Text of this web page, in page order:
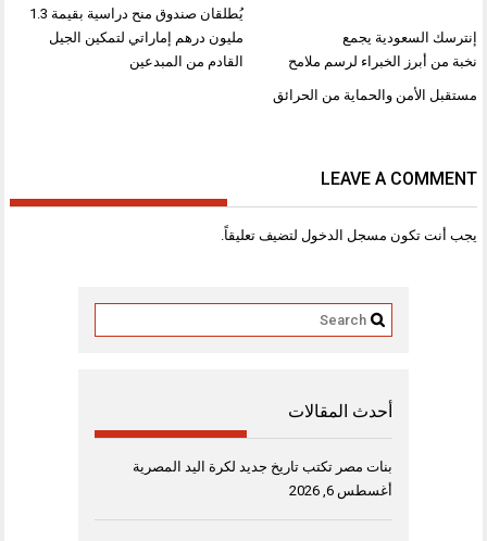
يُطلقان صندوق منح دراسية بقيمة 1.3
مليون درهم إماراتي لتمكين الجيل
القادم من المبدعين
إنترسك السعودية يجمع
نخبة من أبرز الخبراء لرسم ملامح
مستقبل الأمن والحماية من الحرائق
LEAVE A COMMENT
يجب أنت تكون مسجل الدخول لتضيف تعليقاً.
أحدث المقالات
بنات مصر تكتب تاريخ جديد لكرة اليد المصرية
أغسطس 6, 2026